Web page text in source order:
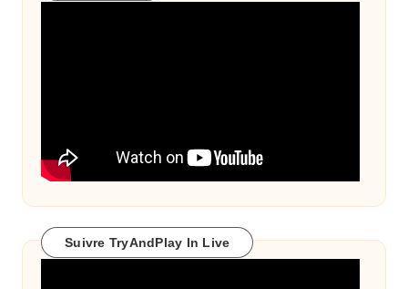
Suivre TryAndPlay In Live